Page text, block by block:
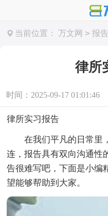
当前位置： 万文网 > 报告
律所
时间：2025-09-17 01:01:46
律所实习报告
在我们平凡的日常里
连，报告具有双向沟通性
告很难写吧，下面是小编
望能够帮助到大家。